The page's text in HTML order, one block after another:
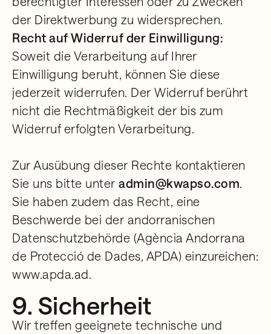
der Direktwerbung zu widersprechen.
Recht auf Widerruf der Einwilligung:
Soweit die Verarbeitung auf Ihrer
Einwilligung beruht, können Sie diese
jederzeit widerrufen. Der Widerruf berührt
nicht die Rechtmäßigkeit der bis zum
Widerruf erfolgten Verarbeitung.
Zur Ausübung dieser Rechte kontaktieren
Sie uns bitte unter admin@kwapso.com.
Sie haben zudem das Recht, eine
Beschwerde bei der andorranischen
Datenschutzbehörde (Agència Andorrana
de Protecció de Dades, APDA) einzureichen:
www.apda.ad.
9. Sicherheit
Wir treffen geeignete technische und